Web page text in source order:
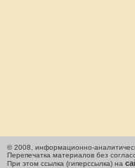
© 2008, информационно-
Перепечатка материалов без
При этом ссылка (гиперссылка) на